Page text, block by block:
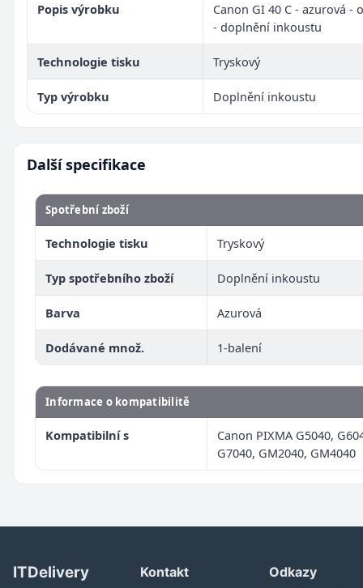
Popis výrobku
Canon GI 40 C - azurová -
- doplnění inkoustu
Technologie tisku Tryskový
Typ výrobku Doplnění inkoustu
Další specifikace
Spotřební zboží
Technologie tisku Tryskový
Typ spotřebního zboží Doplnění inkoustu
Barva Azurová
Dodávané množ. 1-balení
Informace o kompatibilitě
Kompatibilní s
Canon PIXMA G5040,
G7040, GM2040, GM4040
ITDelivery
Kontakt
Odkazy